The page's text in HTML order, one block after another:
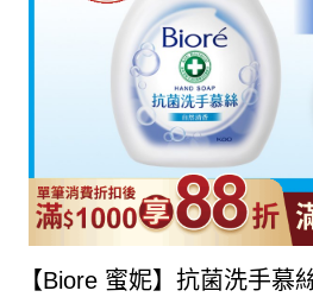
【Biore 蜜妮】抗菌洗手慕